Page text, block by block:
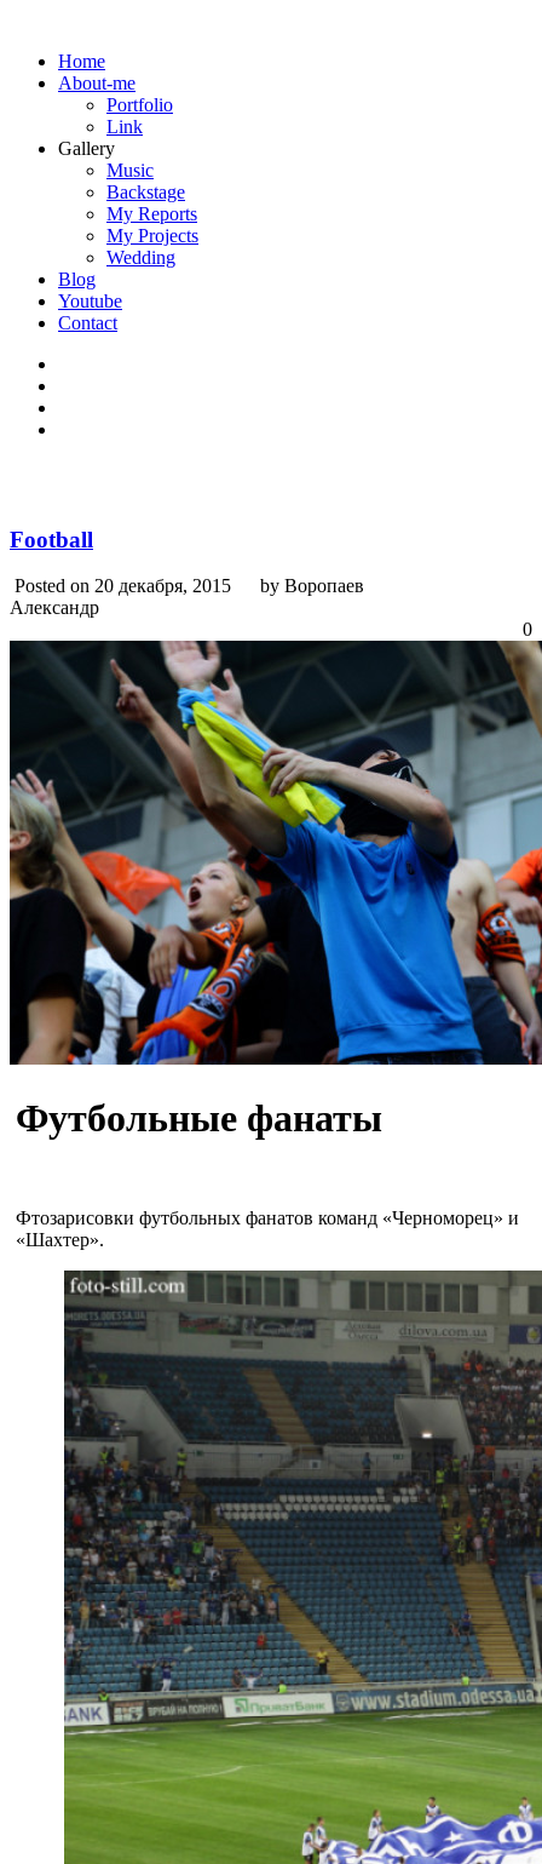
Home
About-me
Portfolio
Link
Gallery
Music
Backstage
My Reports
My Projects
Wedding
Blog
Youtube
Contact
Football
Posted on 20 декабря, 2015
by Воропаев
Александр
0
Футбольные фанаты
Фтозарисовки футбольных фанатов команд «Черноморец» и
«Шахтер».